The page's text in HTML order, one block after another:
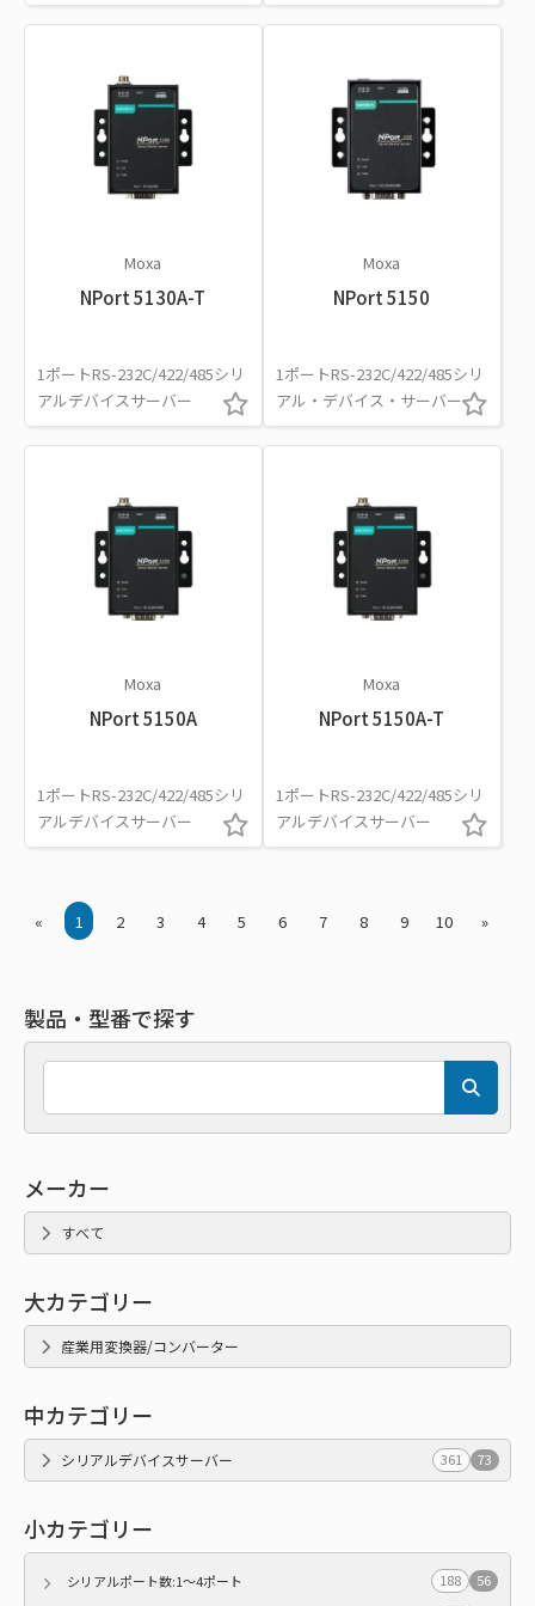
Moxa
NPort 5130A-T
1ポートRS-232C/422/485シリ
アルデバイスサーバー
Moxa
NPort 5150
1ポートRS-232C/422/485シリ
アル・デバイス・サーバー
Moxa
NPort 5150A
1ポートRS-232C/422/485シリ
アルデバイスサーバー
Moxa
NPort 5150A-T
1ポートRS-232C/422/485シリ
アルデバイスサーバー
« 1 2 3 4 5 6 7 8 9 10 »
製品・型番で探す
メーカー
すべて
大カテゴリー
産業用変換器/コンバーター
中カテゴリー
シリアルデバイスサーバー 361 73
小カテゴリー
シリアルポート数:1～4ポート 188
56